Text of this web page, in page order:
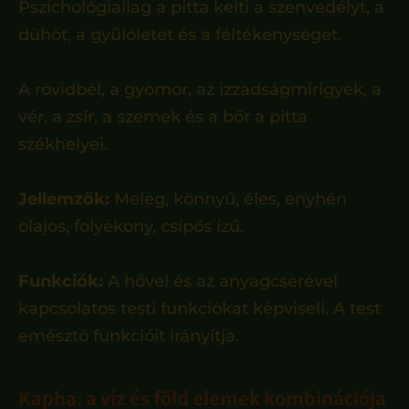
Pszichológiailag a pitta kelti a szenvedélyt, a
dühöt, a gyűlöletet és a féltékenységet.
A rövidbél, a gyomor, az izzadságmirigyek, a
vér, a zsír, a szemek és a bőr a pitta
székhelyei.
Jellemzők: Meleg, könnyű, éles, enyhén
olajos, folyékony, csípős ízű.
Funkciók: A hővel és az anyagcserével
kapcsolatos testi funkciókat képviseli. A test
emésztő funkcióit irányítja.
Kapha: a víz és föld elemek kombinációja